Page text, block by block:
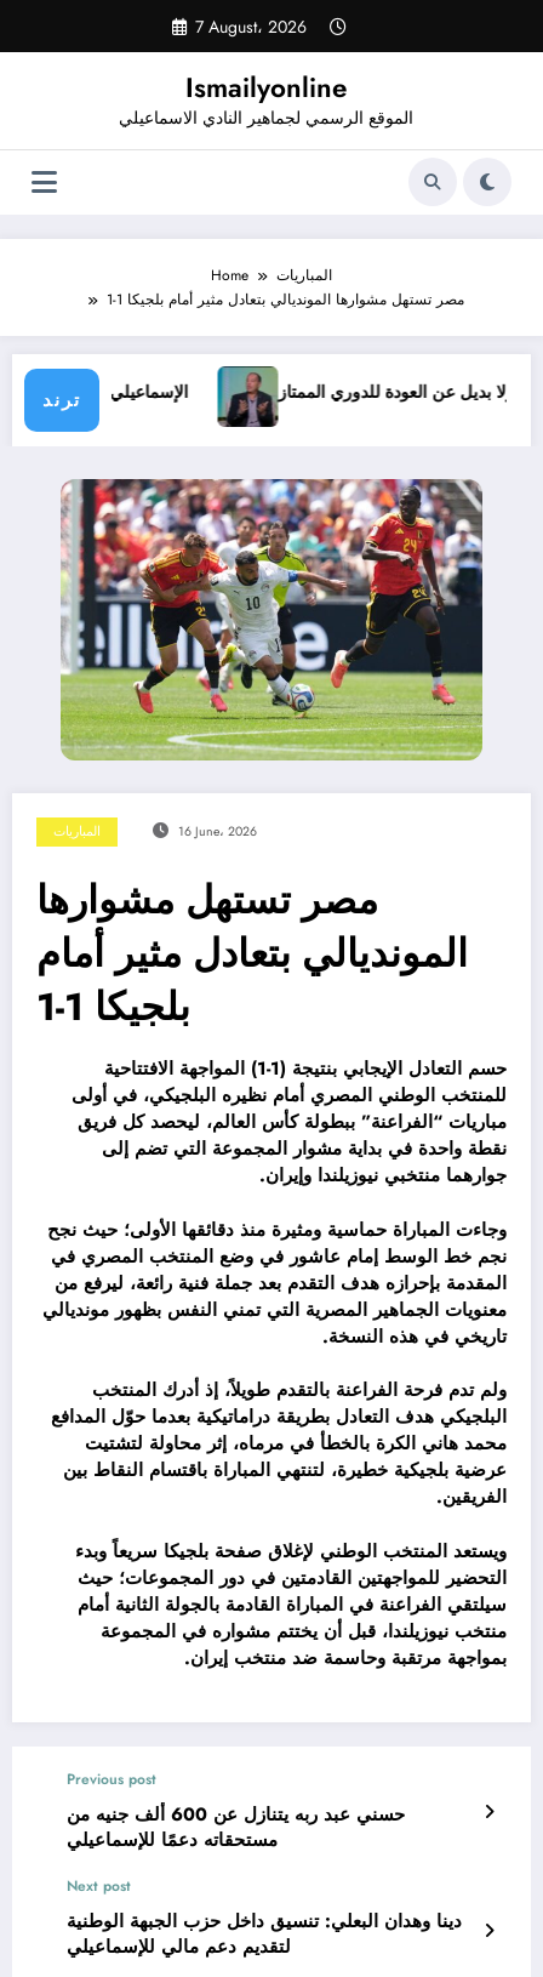
content
7 August، 2026
Ismailyonline
الموقع الرسمي لجماهير النادي الاسماعيلي
Home
المباريات
مصر تستهل مشوارها المونديالي بتعادل مثير أمام بلجيكا 1-1
ترند
الإسماعيلي يدخل ولا بديل عن العودة للدوري الممتاز
المباريات 16 June، 2026
مصر تستهل مشوارها
المونديالي بتعادل مثير أمام
بلجيكا 1-1
حسم التعادل الإيجابي بنتيجة (1-1) المواجهة الافتتاحية
للمنتخب الوطني المصري أمام نظيره البلجيكي، في أولى
مباريات “الفراعنة” ببطولة كأس العالم، ليحصد كل فريق
نقطة واحدة في بداية مشوار المجموعة التي تضم إلى
جوارهما منتخبي نيوزيلندا وإيران.
وجاءت المباراة حماسية ومثيرة منذ دقائقها الأولى؛ حيث نجح
نجم خط الوسط إمام عاشور في وضع المنتخب المصري في
المقدمة بإحرازه هدف التقدم بعد جملة فنية رائعة، ليرفع من
معنويات الجماهير المصرية التي تمني النفس بظهور مونديالي
تاريخي في هذه النسخة.
ولم تدم فرحة الفراعنة بالتقدم طويلاً، إذ أدرك المنتخب
البلجيكي هدف التعادل بطريقة دراماتيكية بعدما حوّل المدافع
محمد هاني الكرة بالخطأ في مرماه، إثر محاولة لتشتيت
عرضية بلجيكية خطيرة، لتنتهي المباراة باقتسام النقاط بين
الفريقين.
ويستعد المنتخب الوطني لإغلاق صفحة بلجيكا سريعاً وبدء
التحضير للمواجهتين القادمتين في دور المجموعات؛ حيث
سيلتقي الفراعنة في المباراة القادمة بالجولة الثانية أمام
منتخب نيوزيلندا، قبل أن يختتم مشواره في المجموعة
بمواجهة مرتقبة وحاسمة ضد منتخب إيران.
Previous post
حسني عبد ربه يتنازل عن 600 ألف جنيه من
مستحقاته دعمًا للإسماعيلي
Next post
دينا وهدان البعلي: تنسيق داخل حزب الجبهة الوطنية
لتقديم دعم مالي للإسماعيلي